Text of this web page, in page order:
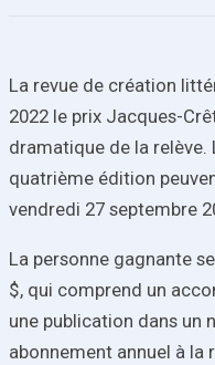
La revue de création
2022 le prix Jacques-
dramatique de la relève.
quatrième édition
vendredi 27 septembre
La personne gagnante
$, qui comprend un
une publication dans un
abonnement annuel à la